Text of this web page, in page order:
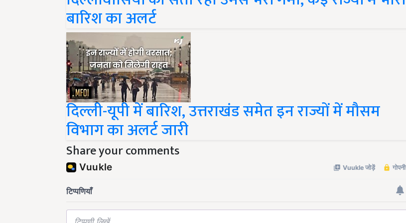
बारिश का अलर्ट
दिल्ली-यूपी में बारिश, उत्तराखंड समेत इन राज्यों में मौसम
विभाग का अलर्ट जारी
Share your comments